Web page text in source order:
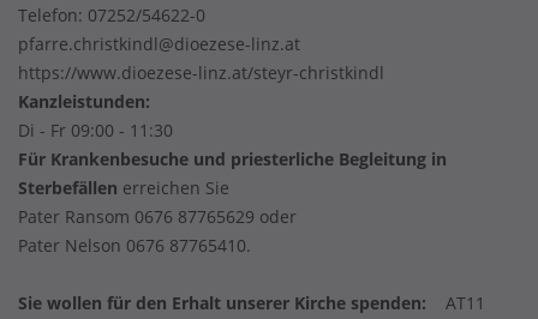
Telefon: 07252/54622-0
pfarre.christkindl@dioezese-linz.at
https://www.dioezese-linz.at/steyr-christkindl
Kanzleistunden:
Di - Fr 09:00 - 11:30
Für Krankenbesuche und priesterliche Begleitung in
Sterbefällen erreichen Sie
Pater Ransom 0676 87765629 oder
Pater Nelson 0676 87765410.
Sie wollen für den Erhalt unserer Kirche spenden: AT11